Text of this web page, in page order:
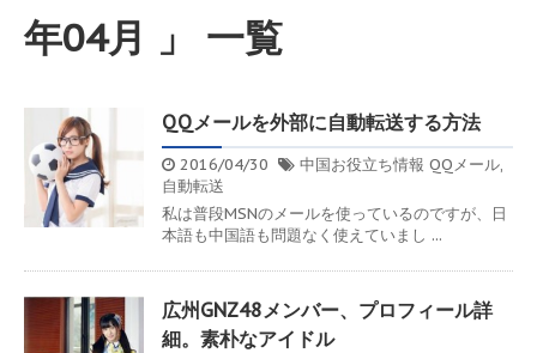
年04月 」 一覧
QQメールを外部に自動転送する方法
2016/04/30 中国お役立ち情報 QQメール,
自動転送
私は普段MSNのメールを使っているのですが、日
本語も中国語も問題なく使えていまし ...
広州GNZ48メンバー、プロフィール詳
細。素朴なアイドル